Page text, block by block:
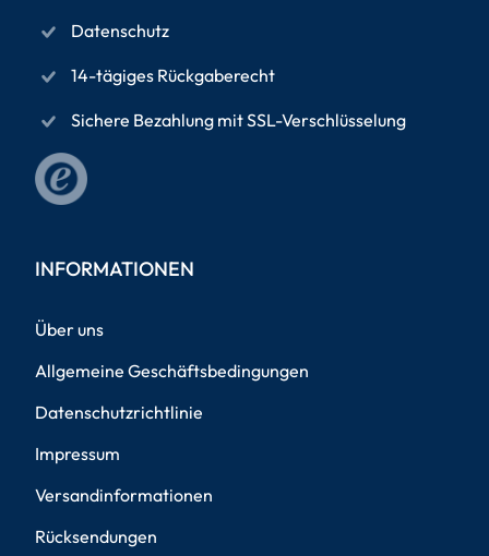
Datenschutz
14-tägiges Rückgaberecht
Sichere Bezahlung mit SSL-Verschlüsselung
INFORMATIONEN
Über uns
Allgemeine Geschäftsbedingungen
Datenschutzrichtlinie
Impressum
Versandinformationen
Rücksendungen